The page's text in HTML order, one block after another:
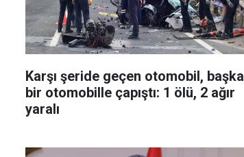
Karşı şeride geçen otomobil, başka
bir otomobille çapıştı: 1 ölü, 2 ağır
yaralı